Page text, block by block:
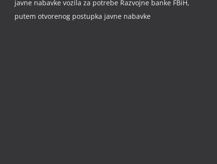
javne nabavke vozila za potrebe Razvojne banke FBiH,
putem otvorenog postupka javne nabavke